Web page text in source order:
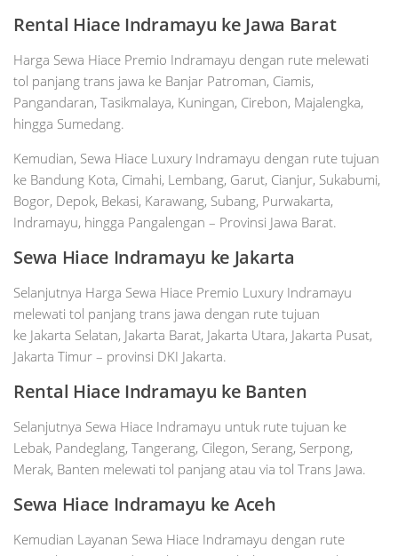
Rental Hiace Indramayu ke Jawa Barat
Harga Sewa Hiace Premio Indramayu dengan rute melewati
tol panjang trans jawa ke Banjar Patroman, Ciamis,
Pangandaran, Tasikmalaya, Kuningan, Cirebon, Majalengka,
hingga Sumedang.
Kemudian, Sewa Hiace Luxury Indramayu dengan rute tujuan
ke Bandung Kota, Cimahi, Lembang, Garut, Cianjur, Sukabumi,
Bogor, Depok, Bekasi, Karawang, Subang, Purwakarta,
Indramayu, hingga Pangalengan – Provinsi Jawa Barat.
Sewa Hiace Indramayu ke Jakarta
Selanjutnya Harga Sewa Hiace Premio Luxury Indramayu
melewati tol panjang trans jawa dengan rute tujuan
ke Jakarta Selatan, Jakarta Barat, Jakarta Utara, Jakarta Pusat,
Jakarta Timur – provinsi DKI Jakarta.
Rental Hiace Indramayu ke Banten
Selanjutnya Sewa Hiace Indramayu untuk rute tujuan ke
Lebak, Pandeglang, Tangerang, Cilegon, Serang, Serpong,
Merak, Banten melewati tol panjang atau via tol Trans Jawa.
Sewa Hiace Indramayu ke Aceh
Kemudian Layanan Sewa Hiace Indramayu dengan rute